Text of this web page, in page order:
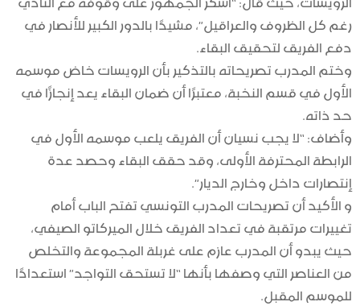
رغم كل الظروف والعراقيل”، مشيدًا بالدور الكبير للأنصار في
دفع الفريق لتحقيق البقاء.
وختم المدرب تصريحاته بالتذكير بأن الرويسات خاض موسمه
الأول في قسم النخبة، معتبرًا أن ضمان البقاء يعد إنجازًا في
حد ذاته.
وأضاف: “لا يجب نسيان أن الفريق يلعب موسمه الأول في
الرابطة المحترفة الأولى، وقد حقق البقاء وحصد عدة
إنتصارات داخل وخارج الديار”.
و الأكيد أن تصريحات المدرب التونسي تفتح الباب أمام
تغييرات مرتقبة في تعداد الفريق خلال الميركاتو الصيفي،
حيث يبدو أن المدرب عازم على غربلة المجموعة والتخلص
من العناصر التي وصفها بأنها “لا تستحق التواجد” استعدادًا
للموسم المقبل.